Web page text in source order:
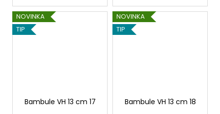
NOVINKA
TIP
Bambule VH 13 cm 17
NOVINKA
TIP
Bambule VH 13 cm 18